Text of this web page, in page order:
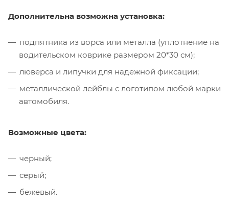
Дополнительна возможна установка:
подпятника из ворса или металла (уплотнение на
водительском коврике размером 20*30 см);
люверса и липучки для надежной фиксации;
металлической лейблы с логотипом любой марки
автомобиля.
Возможные цвета:
черный;
серый;
бежевый.